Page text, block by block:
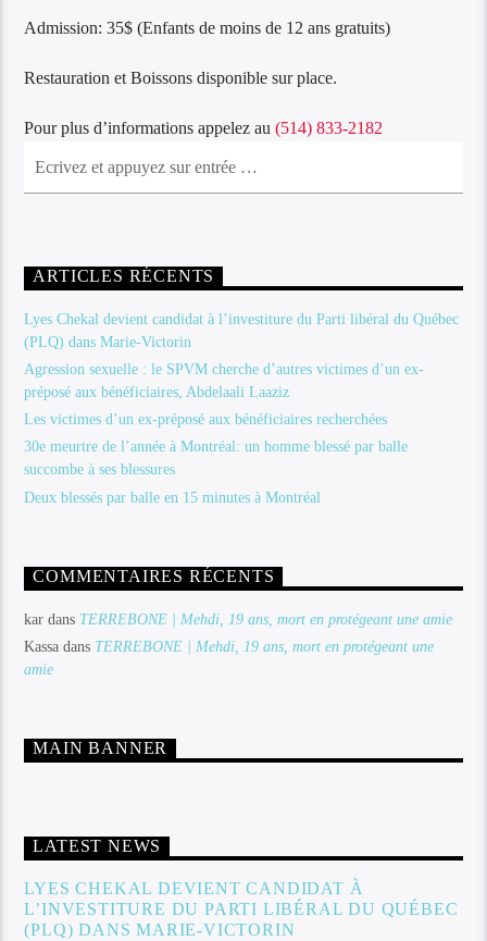
Admission: 35$ (Enfants de moins de 12 ans gratuits)
Restauration et Boissons disponible sur place.
Pour plus d’informations appelez au(514) 833-2182
ARTICLES RÉCENTS
Lyes Chekal devient candidat à l’investiture du Parti libéral du Québec
(PLQ) dans Marie-Victorin
Agression sexuelle : le SPVM cherche d’autres victimes d’un ex-
préposé aux bénéficiaires, Abdelaali Laaziz
Les victimes d’un ex-préposé aux bénéficiaires recherchées
30e meurtre de l’année à Montréal: un homme blessé par balle
succombe à ses blessures
Deux blessés par balle en 15 minutes à Montréal
COMMENTAIRES RÉCENTS
kar dans TERREBONE | Mehdi, 19 ans, mort en protégeant une amie
Kassa dans TERREBONE | Mehdi, 19 ans, mort en protégeant une
amie
MAIN BANNER
LATEST NEWS
LYES CHEKAL DEVIENT CANDIDAT À
L’INVESTITURE DU PARTI LIBÉRAL DU QUÉBEC
(PLQ) DANS MARIE-VICTORIN